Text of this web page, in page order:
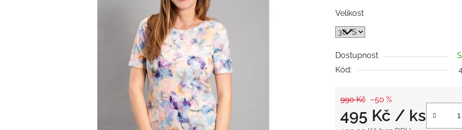
hvězdiček.
Velikost
Dostupnost
Kód:
990 Kč –50 %
495 Kč / ks